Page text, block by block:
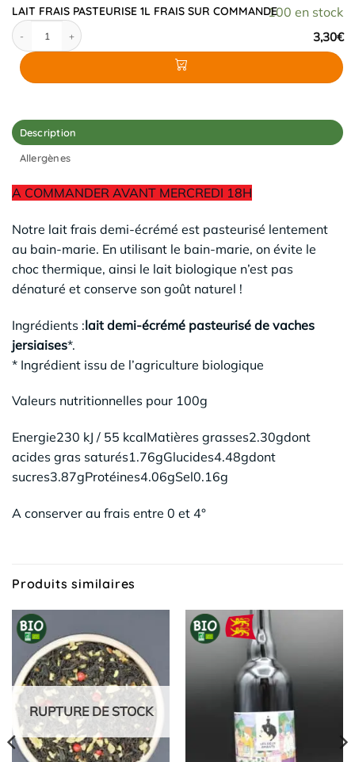
100 en stock
LAIT FRAIS PASTEURISE 1L FRAIS SUR COMMANDE
3,30€
quantité de LAIT FRAIS PASTEURISE 1L FRAIS SUR COMMANDE
Description
Allergènes
A COMMANDER AVANT MERCREDI 18H
Notre lait frais demi-écrémé est pasteurisé lentement
au bain-marie. En utilisant le bain-marie, on évite le
choc thermique, ainsi le lait biologique n’est pas
dénaturé et conserve son goût naturel !
Ingrédients :lait demi-écrémé pasteurisé de vaches
jersiaises*.
* Ingrédient issu de l’agriculture biologique
Valeurs nutritionnelles pour 100g
Energie230 kJ / 55 kcalMatières grasses2.30gdont
acides gras saturés1.76gGlucides4.48gdont
sucres3.87gProtéines4.06gSel0.16g
A conserver au frais entre 0 et 4°
Produits similaires
RUPTURE DE STOCK